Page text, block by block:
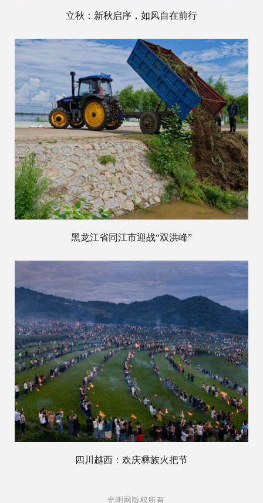
立秋：新秋启序，如风自在前行
黑龙江省同江市迎战“双洪峰”
四川越西：欢庆彝族火把节
光明网版权所有